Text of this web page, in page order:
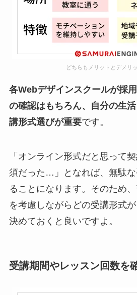
どちらもメリットとデメリ
各Webデザインスクールが採
の確認はもちろん、自分の生
講形式選びが重要です。
「オンライン形式だと思って
須だった…」となれば、無駄
ることになります。そのため
を考慮しながらどの受講形式
決めておくと良いですよ。
受講期間やレッスン回数を